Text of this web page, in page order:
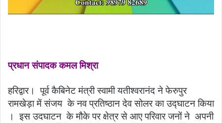
प्रधान संपादक कमल मिश्रा
हरिद्वार। पूर्व कैबिनेट मंत्री स्वामी यतीश्वरानंद ने फेरुपुर
रामखेड़ा में संजय के नव प्रतिष्ठान देव सोलर का उद्घाटन किया
। इस उदघाटन के मौके पर क्षेत्र से आए परिवार जनों ने अपनी